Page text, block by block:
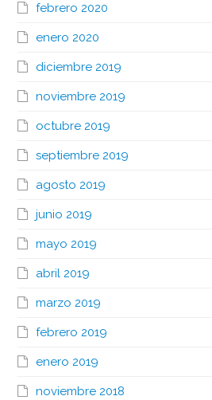
febrero 2020
enero 2020
diciembre 2019
noviembre 2019
octubre 2019
septiembre 2019
agosto 2019
junio 2019
mayo 2019
abril 2019
marzo 2019
febrero 2019
enero 2019
noviembre 2018